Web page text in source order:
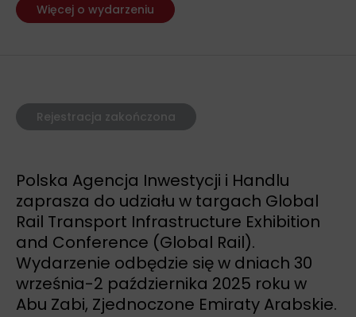
Więcej o wydarzeniu
Rejestracja zakończona
Polska Agencja Inwestycji i Handlu
zaprasza do udziału w targach Global
Rail Transport Infrastructure Exhibition
and Conference (Global Rail).
Wydarzenie odbędzie się w dniach 30
września-2 października 2025 roku w
Abu Zabi, Zjednoczone Emiraty Arabskie.